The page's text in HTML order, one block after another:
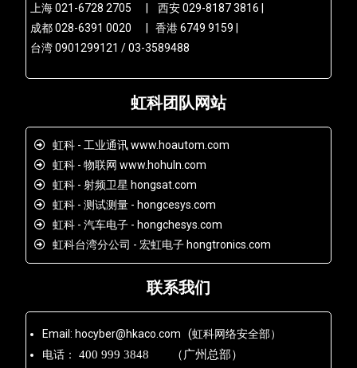
上海 021-6728 2705 | 西安 029-8187 3816 |
成都 028-6391 0020 | 香港 6749 9159 |
台湾 0901299121 / 03-3589488
虹科团队网站
虹科 - 工业通讯 www.hoautom.com
虹科 - 物联网 www.hohuln.com
虹科 - 射频卫星 hongsat.com
虹科 - 测试测量 - hongcesys.com
虹科 - 汽车电子 - hongchesys.com
虹科台湾分公司 - 宏虹电子 hongtronics.com
联系我们
Email: hocyber@hkaco.com (虹科网络安全部）
电话：
400 999 3848 （广州总部）